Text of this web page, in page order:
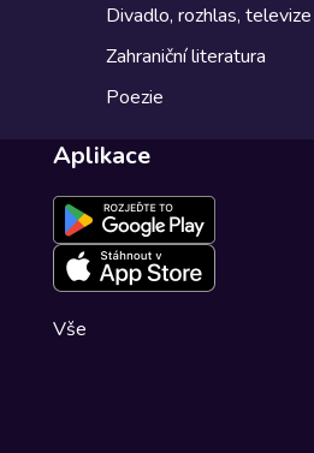
Divadlo, rozhlas, televize
Zahraniční literatura
Poezie
Aplikace
Vše